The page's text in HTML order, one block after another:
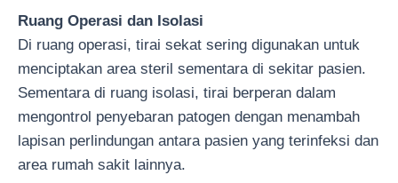
Ruang Operasi dan Isolasi
Di ruang operasi, tirai sekat sering digunakan untuk
menciptakan area steril sementara di sekitar pasien.
Sementara di ruang isolasi, tirai berperan dalam
mengontrol penyebaran patogen dengan menambah
lapisan perlindungan antara pasien yang terinfeksi dan
area rumah sakit lainnya.